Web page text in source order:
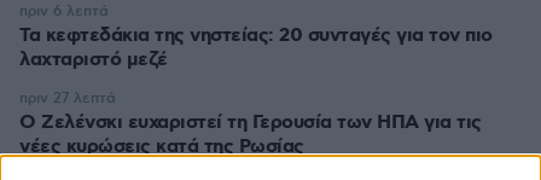
Τα κεφτεδάκια της νηστείας: 20 συνταγές για τον πιο
λαχταριστό μεζέ
πριν 6 λεπτά
Ο Ζελένσκι ευχαριστεί τη Γερουσία των ΗΠΑ για τις
νέες κυρώσεις κατά της Ρωσίας
πριν 27 λεπτά